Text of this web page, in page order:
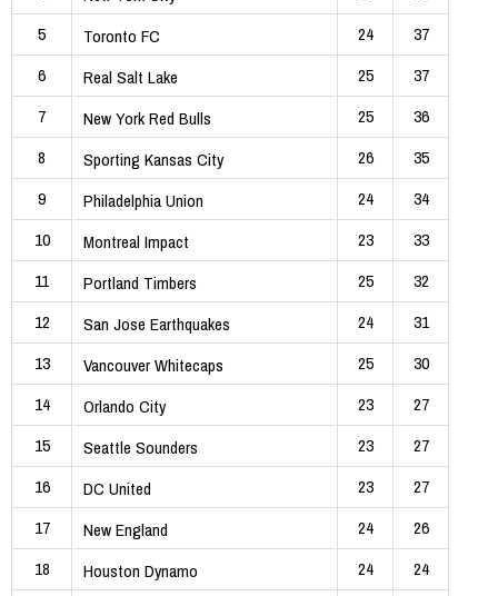
5
Toronto FC 24
37
6
Real Salt Lake 25
37
7
New York Red Bulls 25
36
8
Sporting Kansas City 26
35
9
Philadelphia Union 24
34
10
Montreal Impact 23
33
11
Portland Timbers 25
32
12
San Jose Earthquakes 24
31
13
Vancouver Whitecaps 25
30
14
Orlando City 23
27
15
Seattle Sounders 23
27
16
DC United 23
27
17
New England 24
26
18
Houston Dynamo 24
24